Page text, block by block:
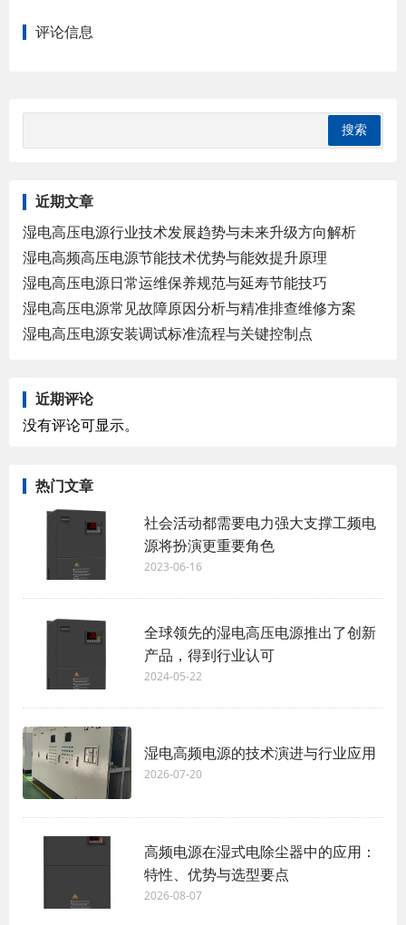
评论信息
近期文章
湿电高压电源行业技术发展趋势与未来升级方向解析
湿电高频高压电源节能技术优势与能效提升原理
湿电高压电源日常运维保养规范与延寿节能技巧
湿电高压电源常见故障原因分析与精准排查维修方案
湿电高压电源安装调试标准流程与关键控制点
近期评论
没有评论可显示。
热门文章
社会活动都需要电力强大支撑工频电
源将扮演更重要角色
2023-06-16
全球领先的湿电高压电源推出了创新
产品，得到行业认可
2024-05-22
湿电高频电源的技术演进与行业应用
2026-07-20
高频电源在湿式电除尘器中的应用：
特性、优势与选型要点
2026-08-07